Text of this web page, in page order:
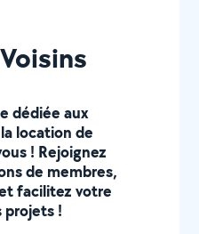
dédiée aux
location de
! Rejoignez
de membres,
facilitez votre
projets !